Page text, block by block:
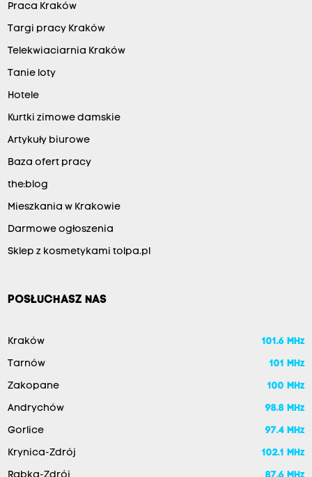
Praca Kraków
Targi pracy Kraków
Telekwiaciarnia Kraków
Tanie loty
Hotele
Kurtki zimowe damskie
Artykuły biurowe
Baza ofert pracy
the:blog
Mieszkania w Krakowie
Darmowe ogłoszenia
Sklep z kosmetykami tolpa.pl
POSŁUCHASZ NAS
Kraków 101.6 MHz
Tarnów 101 MHz
Zakopane 100 MHz
Andrychów 98.8 MHz
Gorlice 97.4 MHz
Krynica-Zdrój 102.1 MHz